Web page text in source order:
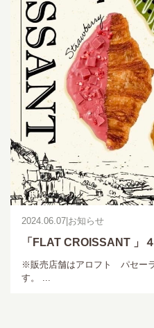
2024.06.07 お知らせ
「FLAT CROISSANT 」
※販売店舗はアロフト パセー
す。 ...